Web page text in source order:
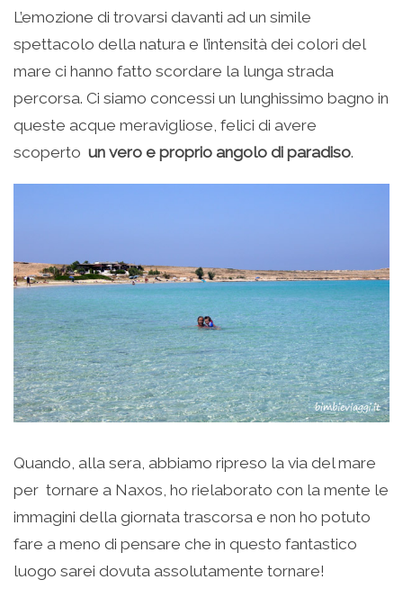
L’emozione di trovarsi davanti ad un simile
spettacolo della natura e l’intensità dei colori del
mare ci hanno fatto scordare la lunga strada
percorsa. Ci siamo concessi un lunghissimo bagno in
queste acque meravigliose, felici di avere
scoperto un vero e proprio angolo di paradiso.
Quando, alla sera, abbiamo ripreso la via del mare
per tornare a Naxos, ho rielaborato con la mente le
immagini della giornata trascorsa e non ho potuto
fare a meno di pensare che in questo fantastico
luogo sarei dovuta assolutamente tornare!